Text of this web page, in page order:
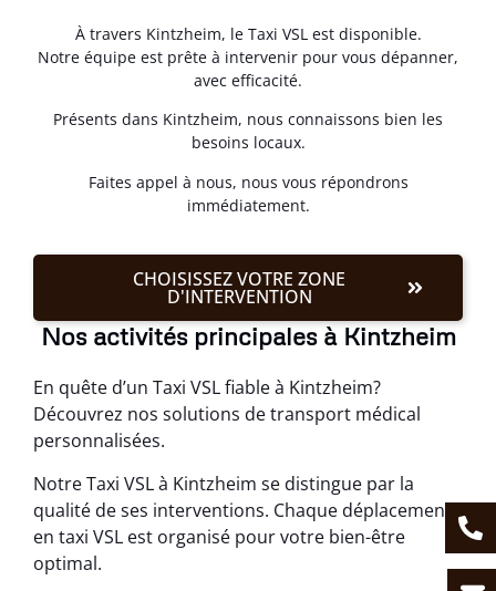
À travers Kintzheim, le Taxi VSL est disponible.
Notre équipe est prête à intervenir pour vous dépanner,
avec efficacité.
Présents dans Kintzheim, nous connaissons bien les
besoins locaux.
Faites appel à nous, nous vous répondrons
immédiatement.
CHOISISSEZ VOTRE ZONE
D'INTERVENTION
Nos activités principales à Kintzheim
En quête d’un Taxi VSL fiable à Kintzheim?
Découvrez nos solutions de transport médical
personnalisées.
Notre Taxi VSL à Kintzheim se distingue par la
qualité de ses interventions. Chaque déplacement
en taxi VSL est organisé pour votre bien-être
optimal.